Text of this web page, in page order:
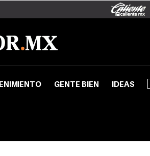
GENTE BIEN IDEAS